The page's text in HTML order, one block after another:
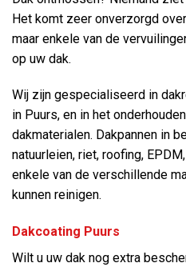
Het komt zeer onverzorgd
maar enkele van de
op uw dak.
Wij zijn gespecialiseerd in
in Puurs, en in het
dakmaterialen. Dakpannen in
natuurleien, riet, roofing,
enkele van de verschillende
kunnen reinigen.
Dakcoating Puurs
Wilt u uw dak nog extra